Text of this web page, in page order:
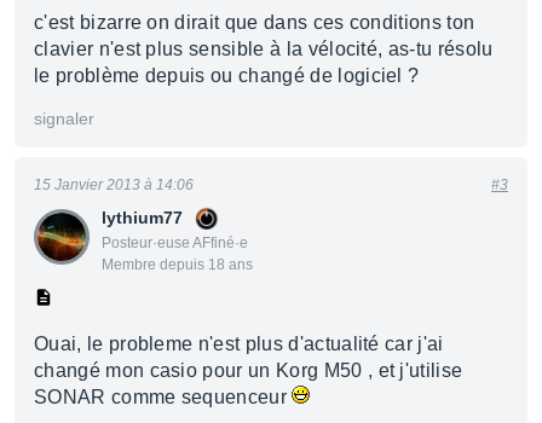
c'est bizarre on dirait que dans ces conditions ton
clavier n'est plus sensible à la vélocité, as-tu résolu
le problème depuis ou changé de logiciel ?
signaler
lythium77
Posteur·euse AFfiné·e
Membre depuis 18 ans
15 Janvier 2013 à 14:06 #3
Ouai, le probleme n'est plus d'actualité car j'ai
changé mon casio pour un Korg M50 , et j'utilise
SONAR comme sequenceur